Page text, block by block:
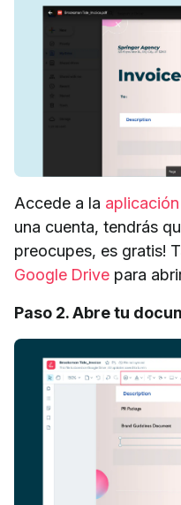
Accede a la
una cuenta, tendrás
preocupes, es gratis!
Google Drive para
Paso 2. Abre tu